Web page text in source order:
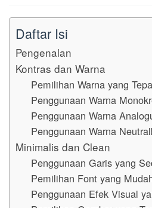
Daftar Isi
Pengenalan
Kontras dan Warna
Pemilihan Warna yang
Penggunaan Warna
Penggunaan Warna
Penggunaan Warna
Minimalis dan Clean
Penggunaan Garis yang
Pemilihan Font yang
Penggunaan Efek Visual